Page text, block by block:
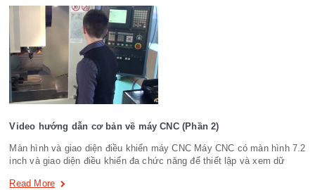
Video hướng dẫn cơ bản về máy CNC (Phần 2)
Màn hình và giao diện điều khiển máy CNC Máy CNC có màn hình 7.2
inch và giao diện điều khiển đa chức năng để thiết lập và xem dữ
Read More